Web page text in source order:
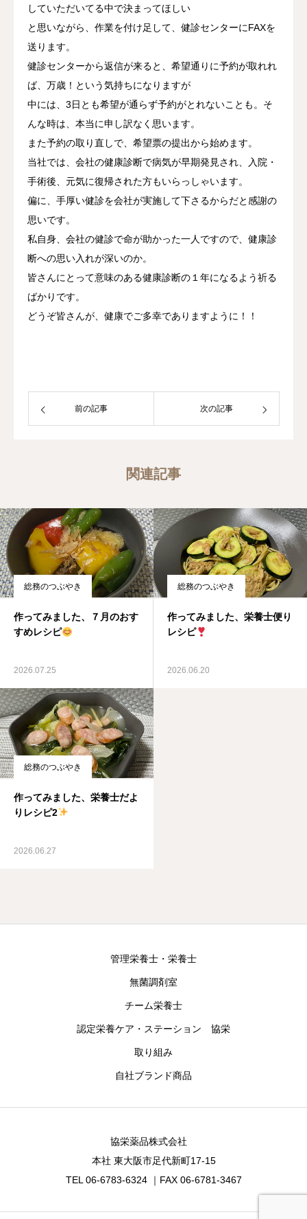
していただいてる中で決まってほしい
と思いながら、作業を付け足して、健診センターにFAXを
送ります。
健診センターから返信が来ると、希望通りに予約が取れれ
ば、万歳！という気持ちになりますが
中には、3日とも希望が通らず予約がとれないことも。そ
んな時は、本当に申し訳なく思います。
また予約の取り直しで、希望票の提出から始めます。
当社では、会社の健康診断で病気が早期発見され、入院・
手術後、元気に復帰された方もいらっしゃいます。
偏に、手厚い健診を会社が実施して下さるからだと感謝の
思いです。
私自身、会社の健診で命が助かった一人ですので、健康診
断への思い入れが深いのか。
皆さんにとって意味のある健康診断の１年になるよう祈る
ばかりです。
どうぞ皆さんが、健康でご多幸でありますように！！
前の記事 次の記事
関連記事
総務のつぶやき
作ってみました、７月のおす
すめレシピ
2026.07.25
総務のつぶやき
作ってみました、栄養士便り
レシピ
2026.06.20
総務のつぶやき
作ってみました、栄養士だよ
りレシピ2
2026.06.27
管理栄養士・栄養士
無菌調剤室
チーム栄養士
認定栄養ケア・ステーション 協栄
取り組み
自社ブランド商品
協栄薬品株式会社
本社 東大阪市足代新町17-15
TEL 06-6783-6324 ｜FAX 06-6781-3467